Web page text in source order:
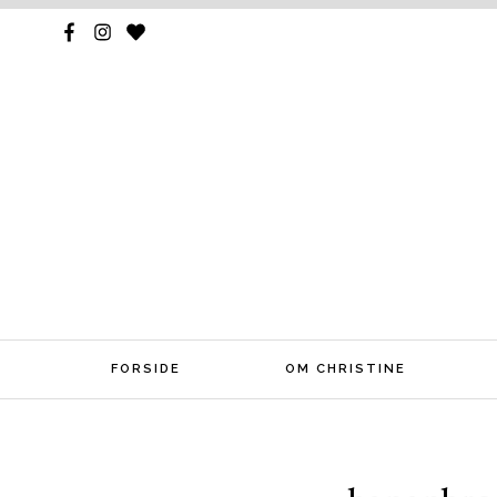
FORSIDE OM CHRISTINE